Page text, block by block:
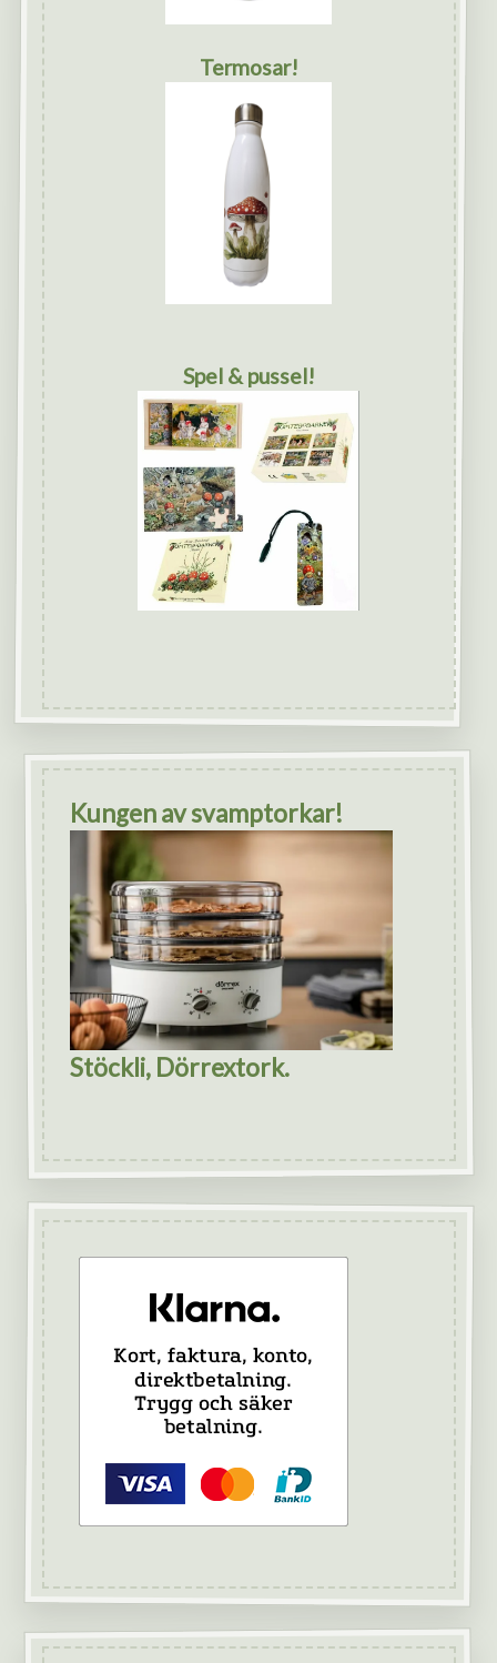
Termosar!
Spel & pussel!
Kungen av svamptorkar!
Stöckli, Dörrextork.